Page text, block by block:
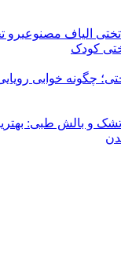
الیاف مصنوعیرو
کودک
چگونه خوابی
و بالش طبی: